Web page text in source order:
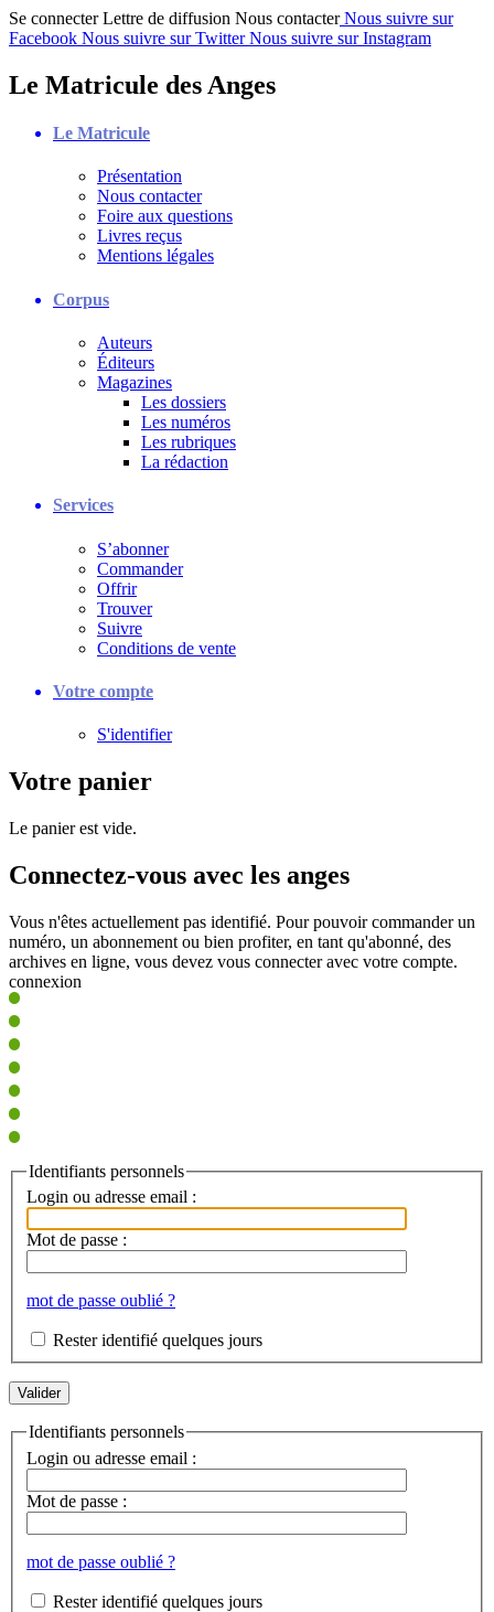
Se connecter Lettre de diffusion Nous contacter Nous suivre sur
Facebook Nous suivre sur Twitter Nous suivre sur Instagram
Le Matricule des Anges
Le Matricule
Présentation
Nous contacter
Foire aux questions
Livres reçus
Mentions légales
Corpus
Auteurs
Éditeurs
Magazines
Les dossiers
Les numéros
Les rubriques
La rédaction
Services
S’abonner
Commander
Offrir
Trouver
Suivre
Conditions de vente
Votre compte
S'identifier
Votre panier
Le panier est vide.
Connectez-vous avec les anges
Vous n'êtes actuellement pas identifié. Pour pouvoir commander un
numéro, un abonnement ou bien profiter, en tant qu'abonné, des
archives en ligne, vous devez vous connecter avec votre compte.
connexion
Identifiants personnels
Login ou adresse email :
Mot de passe :
mot de passe oublié ?
Rester identifié quelques jours
Identifiants personnels
Login ou adresse email :
Mot de passe :
mot de passe oublié ?
Rester identifié quelques jours